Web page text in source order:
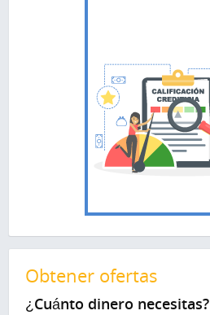
Obtener ofertas
¿Cuánto dinero necesitas?